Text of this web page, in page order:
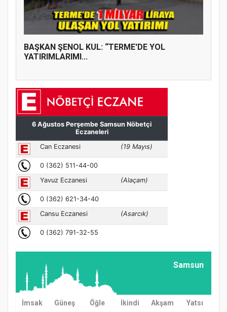
BAŞKAN ŞENOL KUL: “TERME'DE YOL
YATIRIMLARIMI...
Samsun
İmsak Güneş Öğle İkindi Akşam
Yatsı